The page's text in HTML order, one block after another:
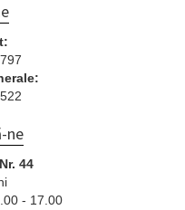
ne
44
- 17.00